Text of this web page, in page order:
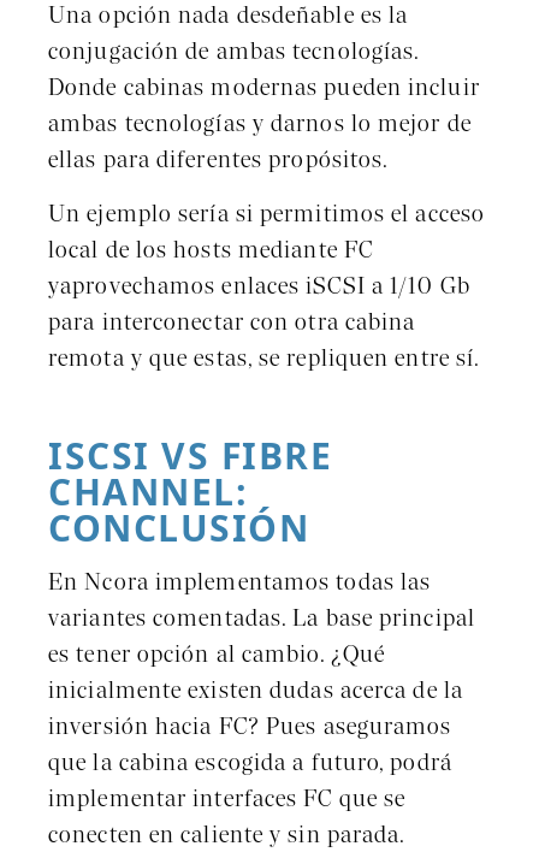
Una opción nada desdeñable es la
conjugación de ambas tecnologías.
Donde cabinas modernas pueden incluir
ambas tecnologías y darnos lo mejor de
ellas para diferentes propósitos.
Un ejemplo sería si permitimos el acceso
local de los hosts mediante FC
yaprovechamos enlaces iSCSI a 1/10 Gb
para interconectar con otra cabina
remota y que estas, se repliquen entre sí.
ISCSI VS FIBRE
CHANNEL:
CONCLUSIÓN
En Ncora implementamos todas las
variantes comentadas. La base principal
es tener opción al cambio. ¿Qué
inicialmente existen dudas acerca de la
inversión hacia FC? Pues aseguramos
que la cabina escogida a futuro, podrá
implementar interfaces FC que se
conecten en caliente y sin parada.